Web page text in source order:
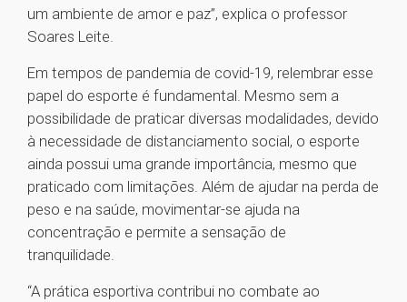
um ambiente de amor e paz”, explica o professor
Soares Leite.
Em tempos de pandemia de covid-19, relembrar esse
papel do esporte é fundamental. Mesmo sem a
possibilidade de praticar diversas modalidades, devido
à necessidade de distanciamento social, o esporte
ainda possui uma grande importância, mesmo que
praticado com limitações. Além de ajudar na perda de
peso e na saúde, movimentar-se ajuda na
concentração e permite a sensação de
tranquilidade.
“A prática esportiva contribui no combate ao